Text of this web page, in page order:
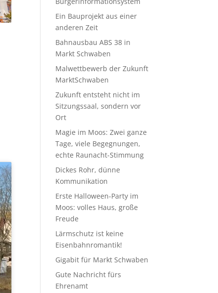
Ein Bauprojekt aus einer
anderen Zeit
Bahnausbau ABS 38 in
Markt Schwaben
Malwettbewerb der Zukunft
MarktSchwaben
Zukunft entsteht nicht im
Sitzungssaal, sondern vor
Ort
Magie im Moos: Zwei ganze
Tage, viele Begegnungen,
echte Raunacht-Stimmung
Dickes Rohr, dünne
Kommunikation
Erste Halloween-Party im
Moos: volles Haus, große
Freude
Lärmschutz ist keine
Eisenbahnromantik!
Gigabit für Markt Schwaben
Gute Nachricht fürs
Ehrenamt